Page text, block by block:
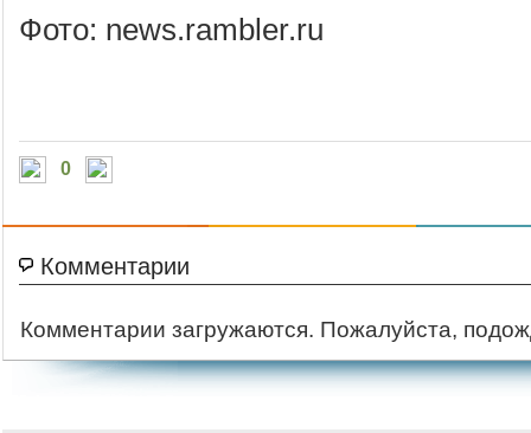
Фото: news.rambler.ru
0
Комментарии
Комментарии загружаются. Пожалуйста,